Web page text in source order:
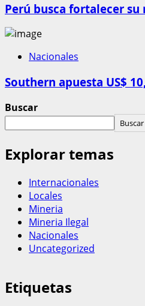
Perú busca fortalecer su
Nacionales
Southern apuesta US$
Buscar
Buscar
Explorar temas
Internacionales
Locales
Mineria
Mineria Ilegal
Nacionales
Uncategorized
Etiquetas